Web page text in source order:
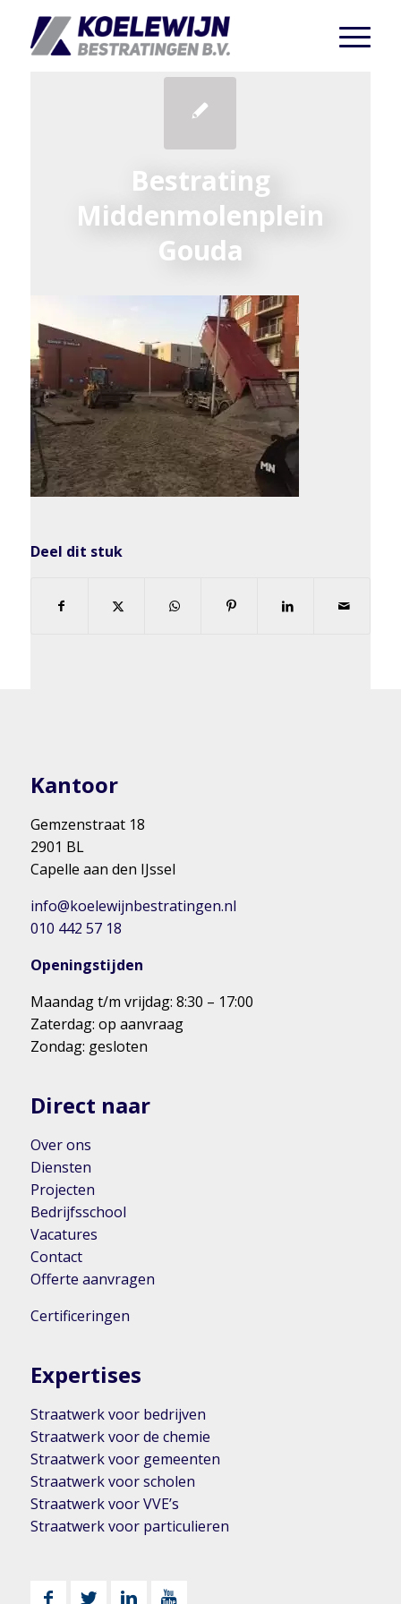
Bestrating
Middenmolenplein
Gouda
Deel dit stuk
Kantoor
Gemzenstraat 18
2901 BL
Capelle aan den IJssel
info@koelewijnbestratingen.nl
010 442 57 18
Openingstijden
Maandag t/m vrijdag: 8:30 – 17:00
Zaterdag: op aanvraag
Zondag: gesloten
Direct naar
Over ons
Diensten
Projecten
Bedrijfsschool
Vacatures
Contact
Offerte aanvragen
Certificeringen
Expertises
Straatwerk voor bedrijven
Straatwerk voor de chemie
Straatwerk voor gemeenten
Straatwerk voor scholen
Straatwerk voor VVE’s
Straatwerk voor particulieren